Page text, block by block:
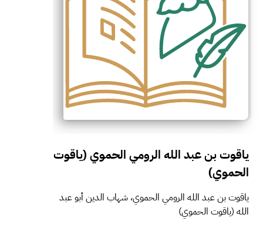
ياقوت بن عبد الله الرومي الحموي (ياقوت
الحموي)
ياقوت بن عبد الله الرومي الحموي، شهاب الدين أبو عبد
الله (ياقوت الحموي)